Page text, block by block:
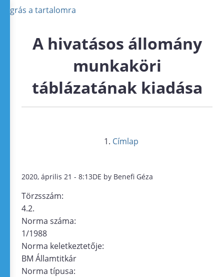
Ugrás a tartalomra
A hivatásos állomány
munkaköri
táblázatának kiadása
Címlap
2020, április 21 - 8:13DE by Benefi Géza
Törzsszám:
4.2.
Norma száma:
1/1988
Norma keletkeztetője:
BM Államtitkár
Norma típusa: